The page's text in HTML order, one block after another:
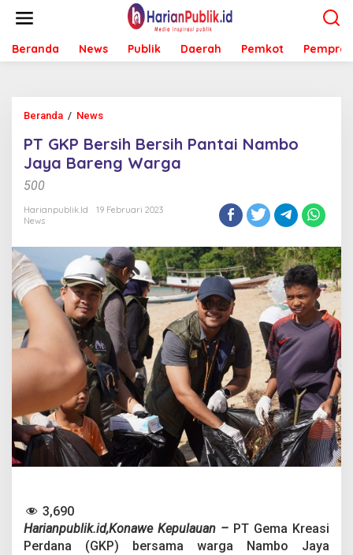
t
Beranda News Publik Daerah Pemkot Pemprov
Beranda / News
G
K
P
h
B
e
r
s
i
h
P
a
n
a
i
N
a
m
a
y
PT GKP Bersih Bersih Pantai Nambo
Jaya Bareng Warga
500
Harianpublik.id
19 Februari 2023
News
3,690
Harianpublik.id,Konawe Kepulauan – PT Gema Kreasi
Perdana (GKP) bersama warga Nambo Jaya